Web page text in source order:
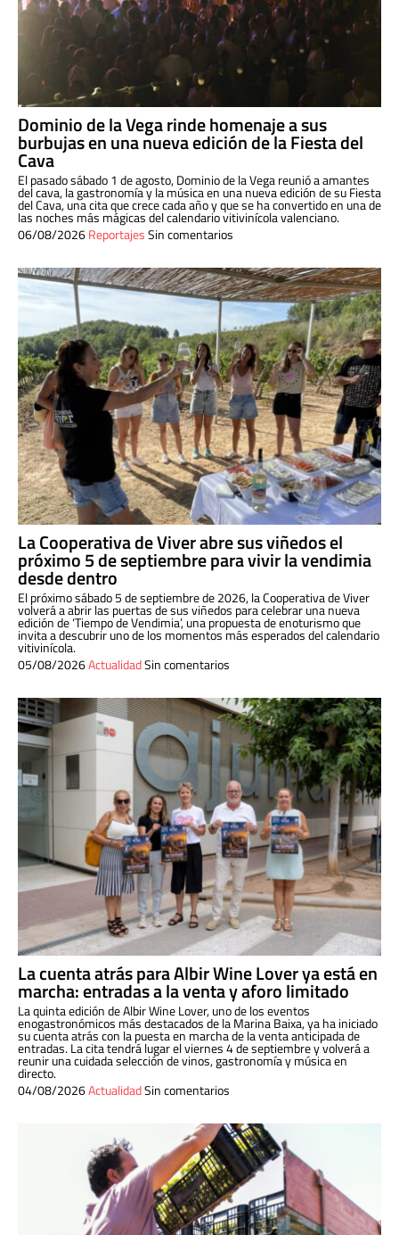
Dominio de la Vega rinde homenaje a sus
burbujas en una nueva edición de la Fiesta del
Cava
El pasado sábado 1 de agosto, Dominio de la Vega reunió a amantes
del cava, la gastronomía y la música en una nueva edición de su Fiesta
del Cava, una cita que crece cada año y que se ha convertido en una de
las noches más mágicas del calendario vitivinícola valenciano.
06/08/2026ReportajesSin comentarios
La Cooperativa de Viver abre sus viñedos el
próximo 5 de septiembre para vivir la vendimia
desde dentro
El próximo sábado 5 de septiembre de 2026, la Cooperativa de Viver
volverá a abrir las puertas de sus viñedos para celebrar una nueva
edición de ‘Tiempo de Vendimia’, una propuesta de enoturismo que
invita a descubrir uno de los momentos más esperados del calendario
vitivinícola.
05/08/2026ActualidadSin comentarios
La cuenta atrás para Albir Wine Lover ya está en
marcha: entradas a la venta y aforo limitado
La quinta edición de Albir Wine Lover, uno de los eventos
enogastronómicos más destacados de la Marina Baixa, ya ha iniciado
su cuenta atrás con la puesta en marcha de la venta anticipada de
entradas. La cita tendrá lugar el viernes 4 de septiembre y volverá a
reunir una cuidada selección de vinos, gastronomía y música en
directo.
04/08/2026ActualidadSin comentarios